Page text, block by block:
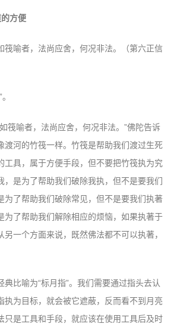
方便
筏喻者，法尚应舍，何况非法。（第六正信
筏喻者，法尚应舍，何况非法。”佛陀告诉
渡河的竹筏一样。竹筏是帮助我们渡过生死
工具，属于方便手段，但不要把竹筏执为究
，是为了帮助我们破除我执，但不是要我们
为了帮助我们破除常见，但不是要我们执著
为了帮助我们解除相应的烦恼， 如果执著于
另一个方面来说，既然佛法都不可以执著，
典比喻为“标月指”。我们需要通过指头去认
执为目标，就会被它遮蔽，反而看不到月亮
只是工具和手段，就应该在使用工具后及时